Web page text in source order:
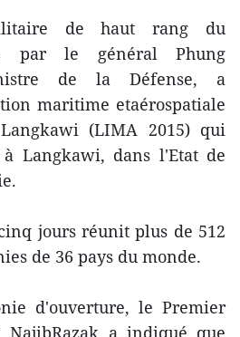
de haut rang du
par le général Phung
de la Défense, a
maritime etaérospatiale
(LIMA 2015) qui
Langkawi, dans l'Etat de
jours réunit plus de 512
de 36 pays du monde.
d'ouverture, le Premier
a indiqué que